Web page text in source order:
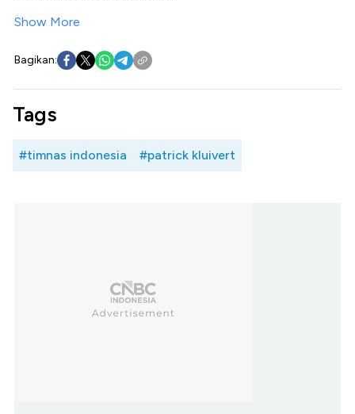
Show More
Bagikan:
Tags
#timnas indonesia #patrick kluivert